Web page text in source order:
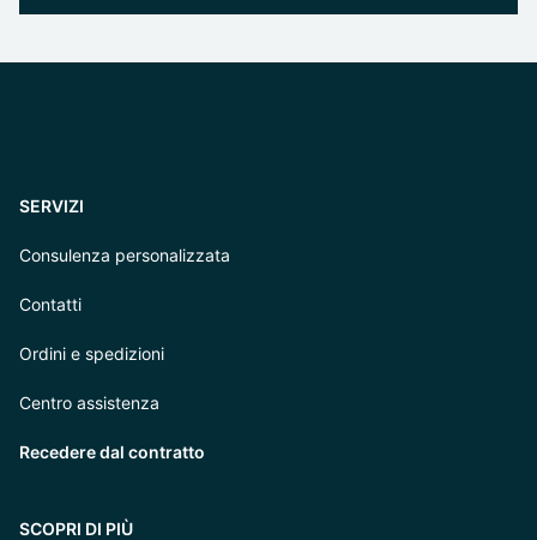
SERVIZI
Consulenza personalizzata
Contatti
Ordini e spedizioni
Centro assistenza
Recedere dal contratto
SCOPRI DI PIÙ